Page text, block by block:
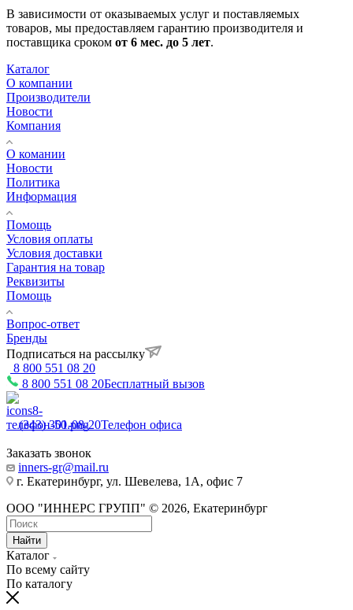
В зависимости от оказываемых услуг и поставляемых
товаров, мы предоставляем гарантию производителя и
поставщика сроком от 6 мес. до 5 лет.
Каталог
О компании
Производители
Новости
Компания
О комании
Новости
Политика
Информация
Помощь
Условия оплаты
Условия доставки
Гарантия на товар
Реквизиты
Помощь
Вопрос-ответ
Бренды
Подписаться на рассылку
8 800 551 08 20
8 800 551 08 20Бесплатный вызов
(343) 301-08-20Телефон офиса
Заказать звонок
inners-gr@mail.ru
г. Екатеринбург, ул. Шевелева, 1А, офис 7
ООО "ИННЕРС ГРУПП" © 2026, Екатеринбург
Найти
Каталог
По всему сайту
По каталогу